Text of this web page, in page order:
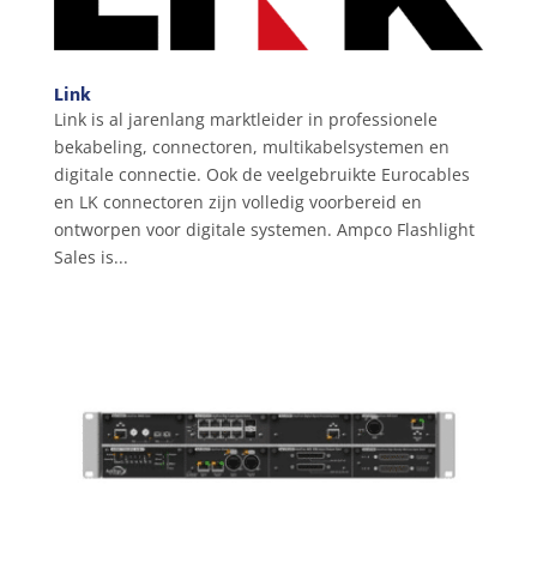
Link
Link is al jarenlang marktleider in professionele
bekabeling, connectoren, multikabelsystemen en
digitale connectie. Ook de veelgebruikte Eurocables
en LK connectoren zijn volledig voorbereid en
ontworpen voor digitale systemen. Ampco Flashlight
Sales is...